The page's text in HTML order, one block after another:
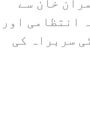
خان سے
انتظامی اور
سربراہ کی